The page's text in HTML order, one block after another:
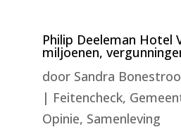
Philip Deeleman Hotel
miljoenen,
door Sandra Bonestroo
| Feitencheck,
Opinie, Samenleving